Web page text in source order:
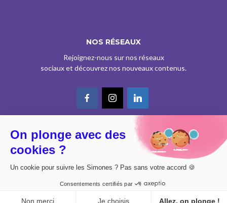
NOS RÉSEAUX
Rejoignez-nous sur nos réseaux
sociaux et découvrez nos nouveaux contenus.
© CE SITE EST AGRÉÉ COMME SERVICE DE PRESSE EN LIGNE PAR LA
CPPAP SOUS LE N° 0626 Z 93934 (IPG ART.39BISA CGI)
POLITIQUE DE CONFIDENTIALITÉ
On plonge avec des
cookies ?
Un cookie pour suivre les Simones ? Pas sans votre accord 🍪
Consentements certifiés par
Non merci Je choisis Allez, on plonge !